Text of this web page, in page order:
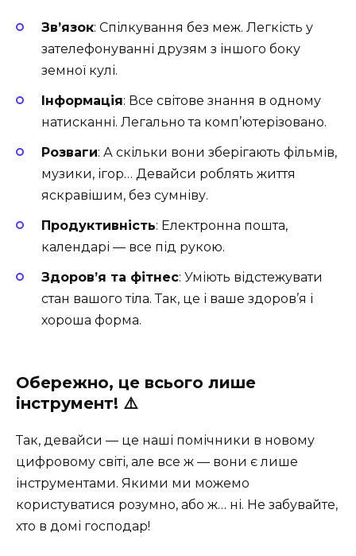
Зв’язок: Спілкування без меж. Легкість у
зателефонуванні друзям з іншого боку
земної кулі.
Інформація: Все світове знання в одному
натисканні. Легально та комп’ютерізовано.
Розваги: А скільки вони зберігають фільмів,
музики, ігор… Девайси роблять життя
яскравішим, без сумніву.
Продуктивність: Електронна пошта,
календарі — все під рукою.
Здоров’я та фітнес: Уміють відстежувати
стан вашого тіла. Так, це і ваше здоров’я і
хороша форма.
Обережно, це всього лише
інструмент! ⚠️
Так, девайси — це наші помічники в новому
цифровому світі, але все ж — вони є лише
інструментами. Якими ми можемо
користуватися розумно, або ж… ні. Не забувайте,
хто в домі господар!